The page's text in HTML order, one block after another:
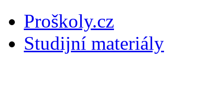
Proškoly.cz
Studijní materiály